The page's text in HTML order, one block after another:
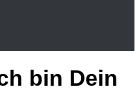
bin Dein